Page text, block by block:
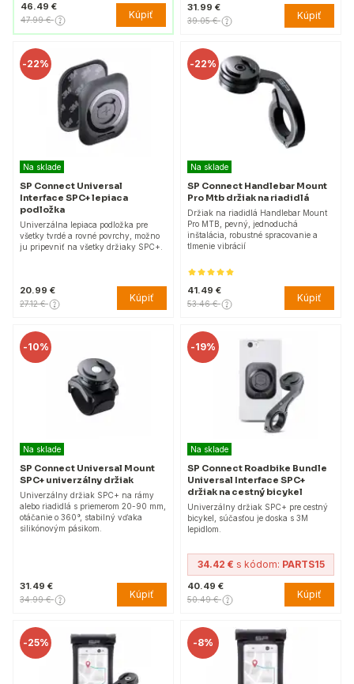
46.49 €
47.99 € Kúpiť
31.99 €
39.05 € Kúpiť
-22%
Na sklade
SP Connect Universal
Interface SPC+ lepiaca
podložka
Univerzálna lepiaca podložka pre
všetky tvrdé a rovné povrchy, možno
ju pripevniť na všetky držiaky SPC+.
20.99 €
27.12 € Kúpiť
-22%
Na sklade
SP Connect Handlebar Mount
Pro Mtb držiak na riadidlá
Držiak na riadidlá Handlebar Mount
Pro MTB, pevný, jednoduchá
inštalácia, robustné spracovanie a
tlmenie vibrácií
41.49 €
53.46 € Kúpiť
-10%
Na sklade
SP Connect Universal Mount
SPC+ univerzálny držiak
Univerzálny držiak SPC+ na rámy
alebo riadidlá s priemerom 20-90 mm,
otáčanie o 360°, stabilný vďaka
silikónovým pásikom.
31.49 €
34.99 € Kúpiť
-19%
Na sklade
SP Connect Roadbike Bundle
Universal Interface SPC+
držiak na cestný bicykel
Univerzálny držiak SPC+ pre cestný
bicykel, súčasťou je doska s 3M
lepidlom.
34.42 € s kódom: PARTS15
40.49 €
50.49 € Kúpiť
-25% -8%